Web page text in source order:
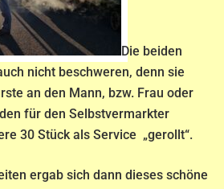
Die beiden
nicht beschweren, denn sie
an den Mann, bzw. Frau oder
für den Selbstvermarkter
30 Stück als Service „gerollt“.
ergab sich dann dieses schöne